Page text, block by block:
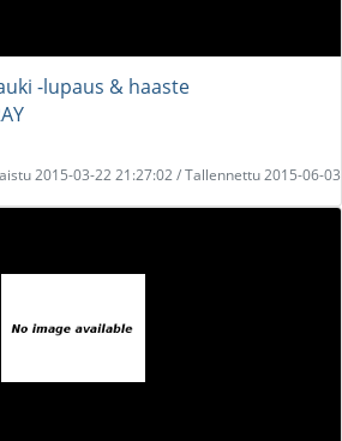
-lupaus & haaste
2015-03-22 21:27:02 / Tallennettu 2015-06-03